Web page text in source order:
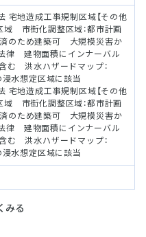
宅地造成工事規制区域【その他
域 市街化調整区域：都市計画
のため建築可 大規模災害か
律 建物面積にインナーバル
む 洪水ハザードマップ：
水想定区域に該当
宅地造成工事規制区域【その他
域 市街化調整区域：都市計画
のため建築可 大規模災害か
律 建物面積にインナーバル
む 洪水ハザードマップ：
水想定区域に該当
みる